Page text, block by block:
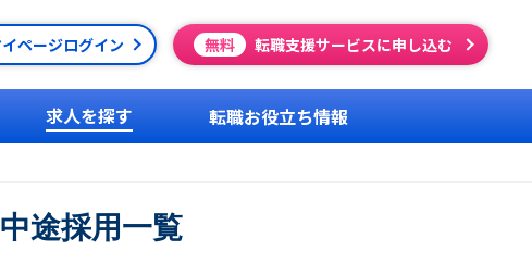
ページログイン 無料 転職支援サービスに申し込む
求人を探す 転職お役立ち情報
途採用一覧